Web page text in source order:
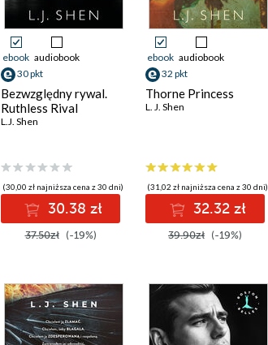
ebook audiobook
30 pkt
Bezwzględny rywal.
Ruthless Rival
L.J. Shen
(30,00 zł najniższa cena z 30 dni)
30.38 zł
37.50zł (-19%)
ebook audiobook
32 pkt
Thorne Princess
L. J. Shen
(31,02 zł najniższa cena z 30 dni)
32.32 zł
39.90zł (-19%)